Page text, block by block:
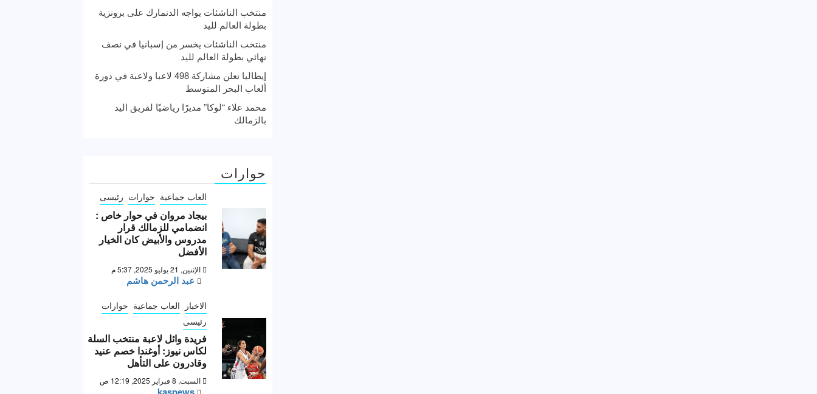
منتخب الناشئات يواجه الدنمارك على برونزية
بطولة العالم لليد
منتخب الناشئات يخسر من إسبانيا في نصف
نهائي بطولة العالم لليد
إيطاليا تعلن مشاركة 498 لاعبا ولاعبة في دورة
ألعاب البحر المتوسط
محمد علاء “لوكا” مديرًا رياضيًا لفريق اليد
بالزمالك
حوارات
العاب جماعية حوارات رئيسى
بيجاد مروان في حوار خاص :
انضمامي للزمالك قرار
مدروس والأبيض كان الخيار
الأفضل
الإثنين, 21 يوليو 2025, 5:37 م
عبد الرحمن هاشم
الاخبار العاب جماعية حوارات
رئيسى
فريدة وائل لاعبة منتخب السلة
لكاس نيوز: أوغندا خصم عنيد
وقادرون على التأهل
السبت, 8 فبراير 2025, 12:19 ص